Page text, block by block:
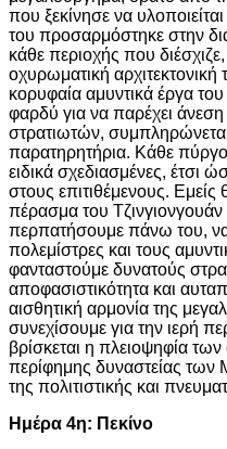
που ξεκίνησε να
του προσαρμόστηκε στην
κάθε περιοχής που
οχυρωματική
κορυφαία αμυντικά έργα
φαρδύ για να παρέχει
στρατιωτών,
παρατηρητήρια. Κάθε
ειδικά σχεδιασμένες, έτσι
στους επιτιθέμενους.
πέρασμα του Τζινγιονγουάν
περπατήσουμε πάνω του,
πολεμίστρες και τους
φανταστούμε δυνατούς
αποφασιστικότητα και
αισθητική αρμονία της
συνεχίσουμε για την ιερή
βρίσκεται η πλειοψηφία
περίφημης δυναστείας των
της πολιτιστικής και
Ημέρα 4η: Πεκίνο